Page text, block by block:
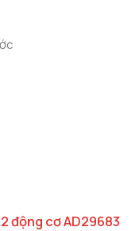
động cơ AD29683